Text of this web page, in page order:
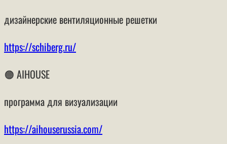
дизайнерские вентиляционные решетки
https://schiberg.ru/
🟠 AIHOUSE
программа для визуализации
https://aihouserussia.com/